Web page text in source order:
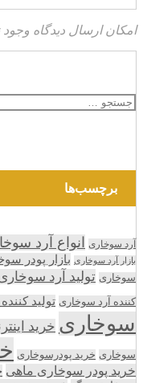
امکان ارسال دیدگاه وجود
برای:
برچسب‌ها
آرد سوخاری انواع آرد
بازار آرد سوخاری بازار پودر
سوخاری تولید آرد
کننده آرد سوخاری تولید
سوخاری خرید
سوخاری خرید پودرسوخاری
خرید پودر سوخاری ماهی